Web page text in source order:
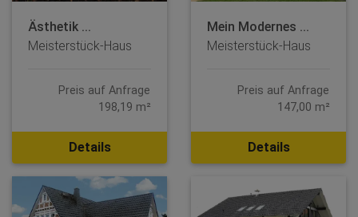
Ästhetik ...
Meisterstück-Haus
Preis auf Anfrage
198,19 m²
Details
Mein Modernes ...
Meisterstück-Haus
Preis auf Anfrage
147,00 m²
Details